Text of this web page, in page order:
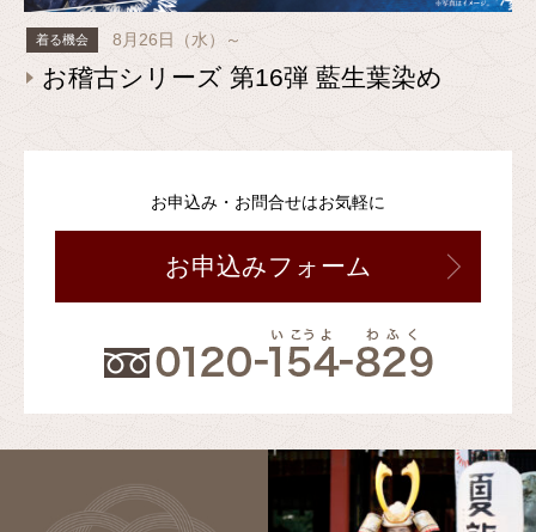
着る機会 8月26日（水）～
お稽古シリーズ 第16弾 藍生葉染め
お申込み・お問合せはお気軽に
お申込みフォーム